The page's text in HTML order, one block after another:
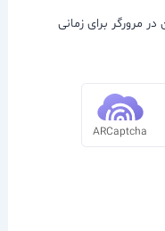
مرورگر برای زمانی
ARCaptcha